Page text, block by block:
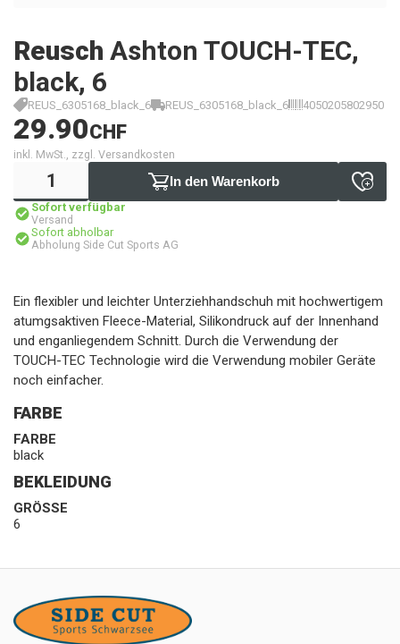
Reusch Ashton TOUCH-TEC,
black, 6
REUS_6305168_black_6 REUS_6305168_black_6 4050205802950
29.90CHF
inkl. MwSt., zzgl. Versandkosten
In den Warenkorb
Sofort verfügbar
Versand
Sofort abholbar
Abholung Side Cut Sports AG
Ein flexibler und leichter Unterziehhandschuh mit hochwertigem
atumgsaktiven Fleece-Material, Silikondruck auf der Innenhand
und enganliegendem Schnitt. Durch die Verwendung der
TOUCH-TEC Technologie wird die Verwendung mobiler Geräte
noch einfacher.
FARBE
FARBE
black
BEKLEIDUNG
GRÖSSE
6